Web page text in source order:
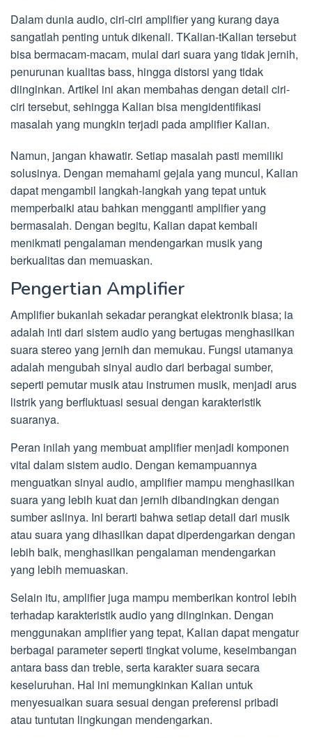
Dalam dunia audio, ciri-ciri amplifier yang kurang daya
sangatlah penting untuk dikenali. TKalian-tKalian tersebut
bisa bermacam-macam, mulai dari suara yang tidak jernih,
penurunan kualitas bass, hingga distorsi yang tidak
diinginkan. Artikel ini akan membahas dengan detail ciri-
ciri tersebut, sehingga Kalian bisa mengidentifikasi
masalah yang mungkin terjadi pada amplifier Kalian.
Namun, jangan khawatir. Setiap masalah pasti memiliki
solusinya. Dengan memahami gejala yang muncul, Kalian
dapat mengambil langkah-langkah yang tepat untuk
memperbaiki atau bahkan mengganti amplifier yang
bermasalah. Dengan begitu, Kalian dapat kembali
menikmati pengalaman mendengarkan musik yang
berkualitas dan memuaskan.
Pengertian Amplifier
Amplifier bukanlah sekadar perangkat elektronik biasa; ia
adalah inti dari sistem audio yang bertugas menghasilkan
suara stereo yang jernih dan memukau. Fungsi utamanya
adalah mengubah sinyal audio dari berbagai sumber,
seperti pemutar musik atau instrumen musik, menjadi arus
listrik yang berfluktuasi sesuai dengan karakteristik
suaranya.
Peran inilah yang membuat amplifier menjadi komponen
vital dalam sistem audio. Dengan kemampuannya
menguatkan sinyal audio, amplifier mampu menghasilkan
suara yang lebih kuat dan jernih dibandingkan dengan
sumber aslinya. Ini berarti bahwa setiap detail dari musik
atau suara yang dihasilkan dapat diperdengarkan dengan
lebih baik, menghasilkan pengalaman mendengarkan
yang lebih memuaskan.
Selain itu, amplifier juga mampu memberikan kontrol lebih
terhadap karakteristik audio yang diinginkan. Dengan
menggunakan amplifier yang tepat, Kalian dapat mengatur
berbagai parameter seperti tingkat volume, keseimbangan
antara bass dan treble, serta karakter suara secara
keseluruhan. Hal ini memungkinkan Kalian untuk
menyesuaikan suara sesuai dengan preferensi pribadi
atau tuntutan lingkungan mendengarkan.